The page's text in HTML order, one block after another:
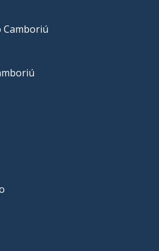
Camboriú